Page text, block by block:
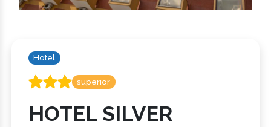
Hotel
superior
HOTEL SILVER